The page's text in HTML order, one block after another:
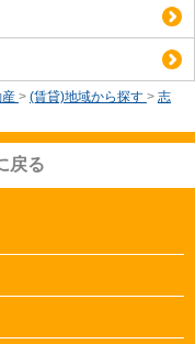
> (賃貸)地域から探す > 志
戻る